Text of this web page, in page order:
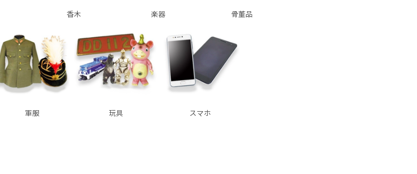
香木 楽器 骨董品
軍服 玩具 スマホ